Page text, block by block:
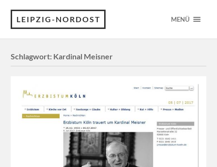
LEIPZIG-NORDOST MENÜ
Schlagwort: Kardinal Meisner